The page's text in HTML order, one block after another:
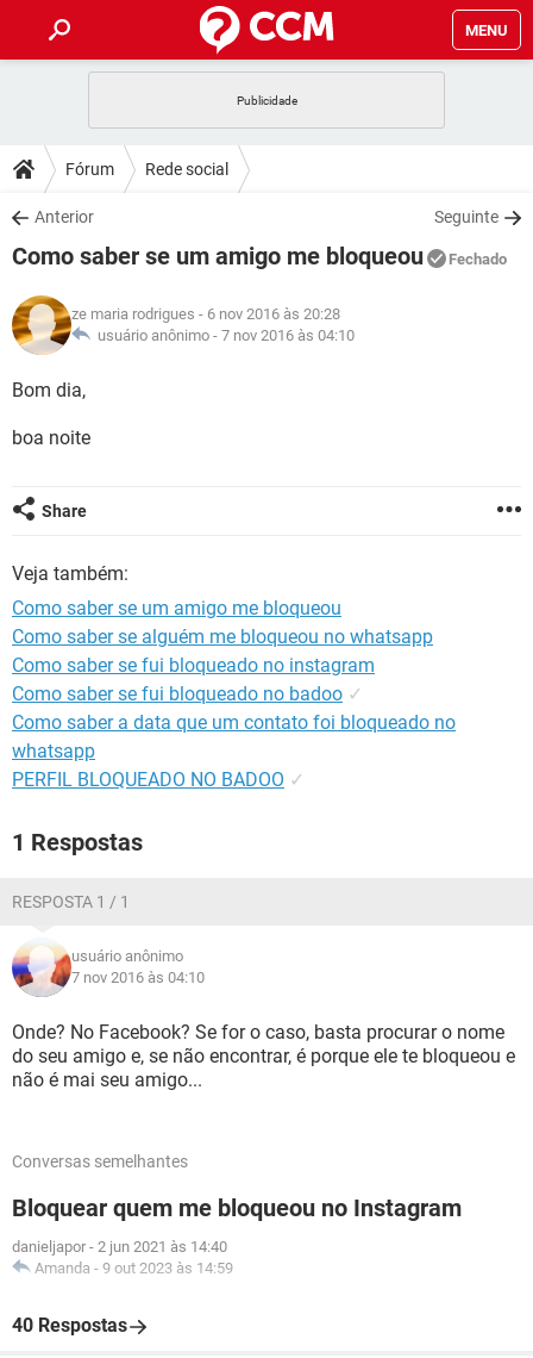
MENU
CELULAR
OUTLOOK
INSTAGRAM GMAIL
GUIA DE COMPRAS
DICAS
JOGOS
INSTAGRAM GMAIL
GUIA DE COMPRAS
DOWNLOADS
JOGOS WHATSAPP
CELULAR
OUTLOOK EXCEL
INSTAGRAM
JOGOS WHATSAPP
CELULAR
OUTLOOK
INSTAGRAM
GLOSSÁRIO
JOGOS
INSTAGRAM
Fórum Rede social
Anterior Seguinte
Como saber se um amigo me bloqueou Fechado
ze maria rodrigues - 6 nov 2016 às 20:28
usuário anônimo - 7 nov 2016 às 04:10
Bom dia,
boa noite
Share
Veja também:
Como saber se um amigo me bloqueou
Como saber se alguém me bloqueou no whatsapp
Como saber se fui bloqueado no instagram
Como saber se fui bloqueado no badoo ✓
Como saber a data que um contato foi bloqueado no
whatsapp
PERFIL BLOQUEADO NO BADOO ✓
1 Respostas
RESPOSTA 1 / 1
usuário anônimo
7 nov 2016 às 04:10
Onde? No Facebook? Se for o caso, basta procurar o nome
do seu amigo e, se não encontrar, é porque ele te bloqueou e
não é mai seu amigo...
Conversas semelhantes
Bloquear quem me bloqueou no Instagram
danieljapor - 2 jun 2021 às 14:40
Amanda - 9 out 2023 às 14:59
40 Respostas